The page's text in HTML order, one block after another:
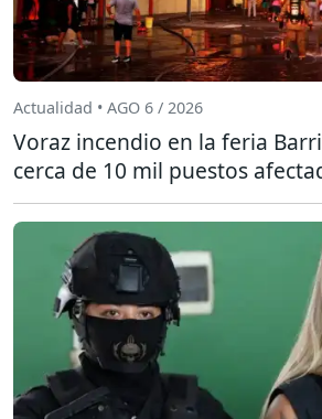
Actualidad • AGO 6 / 2026
Voraz incendio en la feria
cerca de 10 mil puestos